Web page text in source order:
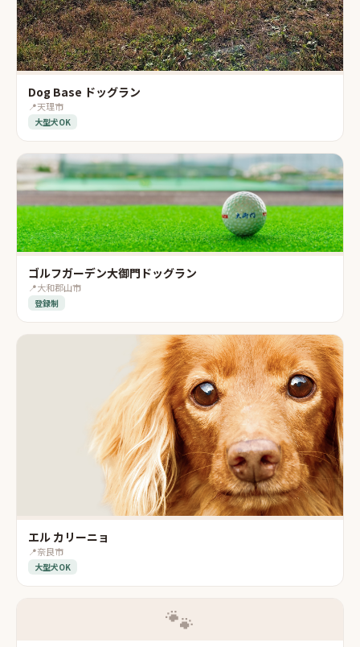
Dog Base ドッグラン
📍天理市
大型犬OK
ゴルフガーデン大御門ドッグラン
📍大和郡山市
登録制
エル カリーニョ
📍奈良市
大型犬OK
🐾